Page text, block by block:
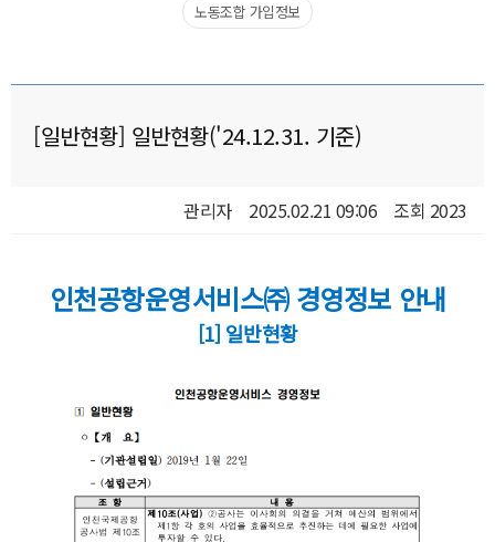
노동조합 가입정보
[일반현황​] 일반현황('24.12.31. 기준)
관리자 2025.02.21 09:06 조회 2023
인천공항운영서비스㈜ 경영정보 안내
[1] 일반현황